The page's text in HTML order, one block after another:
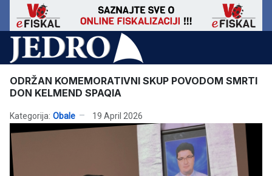
ODRŽAN KOMEMORATIVNI SKUP POVODOM SMRTI
DON KELMEND SPAQIA
Kategorija: Obale 19 April 2026